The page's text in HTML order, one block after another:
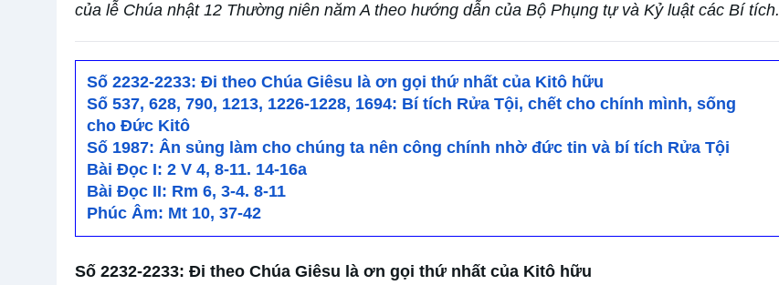
của lễ Chúa nhật 12 Thường niên năm A theo hướng dẫn của Bộ Phụng tự và Kỷ luật các Bí tích.
Số 2232-2233: Đi theo Chúa Giêsu là ơn gọi thứ nhất của Kitô hữu
Số 537, 628, 790, 1213, 1226-1228, 1694: Bí tích Rửa Tội, chết cho chính mình, sống
cho Đức Kitô
Số 1987: Ân sủng làm cho chúng ta nên công chính nhờ đức tin và bí tích Rửa Tội
Bài Ðọc I: 2 V 4, 8-11. 14-16a
Bài Ðọc II: Rm 6, 3-4. 8-11
Phúc Âm: Mt 10, 37-42
Số 2232-2233: Đi theo Chúa Giêsu là ơn gọi thứ nhất của Kitô hữu